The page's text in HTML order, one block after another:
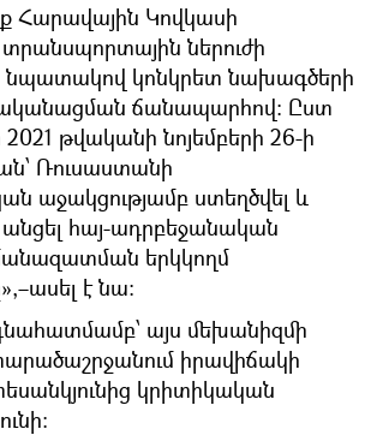
Հարավային Կովկասի
ներուժի
կոնկրետ նախագծերի
ճանապարհով։ Ըստ
թվականի նոյեմբերի 26-ի
Ռուսաստանի
աջակցությամբ ստեղծվել և
հայ-ադրբեջանական
երկկողմ
է նա։
այս մեխանիզմի
իրավիճակի
կրիտիկական